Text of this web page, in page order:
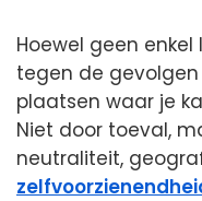
Hoewel geen
tegen de gevolgen
plaatsen waar je
Niet door toeval,
neutraliteit,